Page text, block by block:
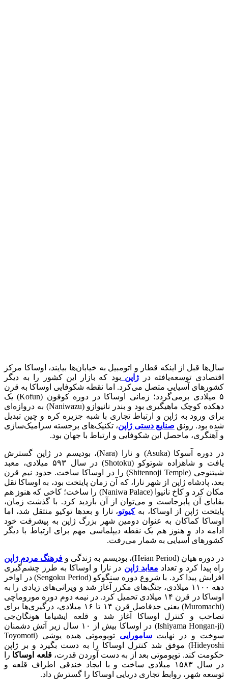
سال‌ها قبل از اینکه قطار و اتومبیل به خیابان‌ها بیایند، اوساکا مرکز
اقتصادی توسعه‌یافته در ژاپن بود که بازار این کشور‌ را به دیگر
کشور‌های آسیایی متصل می‌کرد. اما نقطه شکوفایی اوساکا به قرن
۵ میلادی برمی‌گردد؛ زمانی اوساکا در دوره کوفون (Kofun) یک
دهکده کوچک ماهیگیری بود و بندر نانیوازو (Naniwazu) به دروازه‌‌‌ای
برای ورود به ژاپن و ارتباط تجاری با شبه جزیره کره و چین تبدیل
شده بود. رونق صنایع دستی ژاپن، تکنیک‌های برجسته سرامیک‌سازی
و آهنگری، ماحصل این شکوفایی و ارتباط با جهان بود.
در دوره آسوکا (Asuka) و نارا (Nara)، بودیسم در ژاپن گسترش
یافت و شاهزاده شوتوکو (Shotoku) در سال ۵۹۳ میلادی، معبد
شیتنوجی (Shitennoji Temple) را در اوساکا ساخت. حدود نیم قرن
بعد، پادشاه ژاپن از شهر نارا، که آن زمان پایتخت بود، به اوساکا نقل
مکان کرد و کاخ نانیوا (Naniwa Palace) را ساخت؛ کاخی که هنوز هم
بقایای آن پابرجاست و می‌توان از آن بازدید کرد. با گذشت زمان،
پایتخت ژاپن از اوساکا، بهکیوتو، نارا و بعد‌ها توکیو منتقل شد، اما
اوساکا کماکان به عنوان دومین شهر بزرگ ژاپن به پیشرفت خود
ادامه داد و هنوز هم یک نقطه دیپلماسی مهم برای ارتباط با دیگر
کشور‌های آسیایی به شمار می‌رفت.
در دوره هیان (Heian Period)، بودیسم به زندگی و
فرهنگ مردم ژاپن
راه پیدا کرد و تعداد معابد ژاپن در نارا و اوساکا به طرز چشم‌گیری
افزایش پیدا کرد. با شروع دوره سنگوکو (Sengoku Period) در اواخر
دهه ۱۱۰۰ میلادی، جنگ‌‌های مکرر آغاز شد و ویرانی‌های زیادی را به
اوساکا در قرن ۱۴ میلادی تحمیل کرد. در نیمه دوم دوره موروماچی
(Muromachi) یعنی حدفاصل قرن ۱۴ تا ۱۶ میلادی، درگیری‌ها برای
تصاحب و کنترل اوساکا آغاز شد و قلعه ایشیاما هونگان‌جی
(Ishiyama Hongan-ji) در اوساکا بیش از ۱۰ سال زیر آتش دشمنان
سوخت و در نهایتسامورایی
تویوموتی هیده یوشی (Toyomoti
Hideyoshi) موفق شد کنترل اوساکا را به دست بگیرد و بر ژاپن
حکومت کند. تویوموتی بعد از به دست آوردن قدرت،قلعه اوساکا را
در سال ۱۵۸۳ میلادی ساخت و با ایجاد خندقی اطراف قلعه و
توسعه شهر، روابط تجاری دریایی اوساکا را گسترش داد.